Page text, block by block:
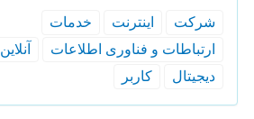
شركت اینترنت
خدمات
ارتباطات و فناوری اطلاعات
آنلاین
دیجیتال
كاربر